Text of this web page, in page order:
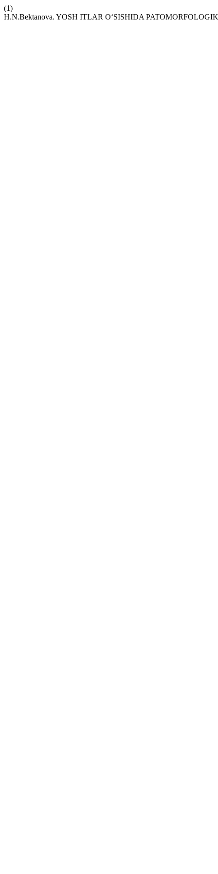
(1)
H.N.Bektanova. YOSH ITLAR O‘SISHIDA